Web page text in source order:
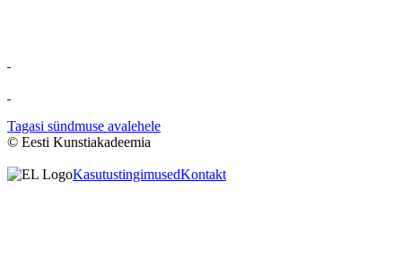
Tagasi sündmuse avalehele
© Eesti Kunstiakadeemia
KasutustingimusedKontakt